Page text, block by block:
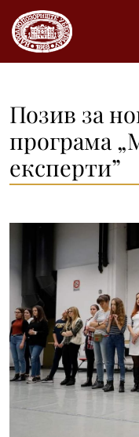
Позив за
програма
експерти”